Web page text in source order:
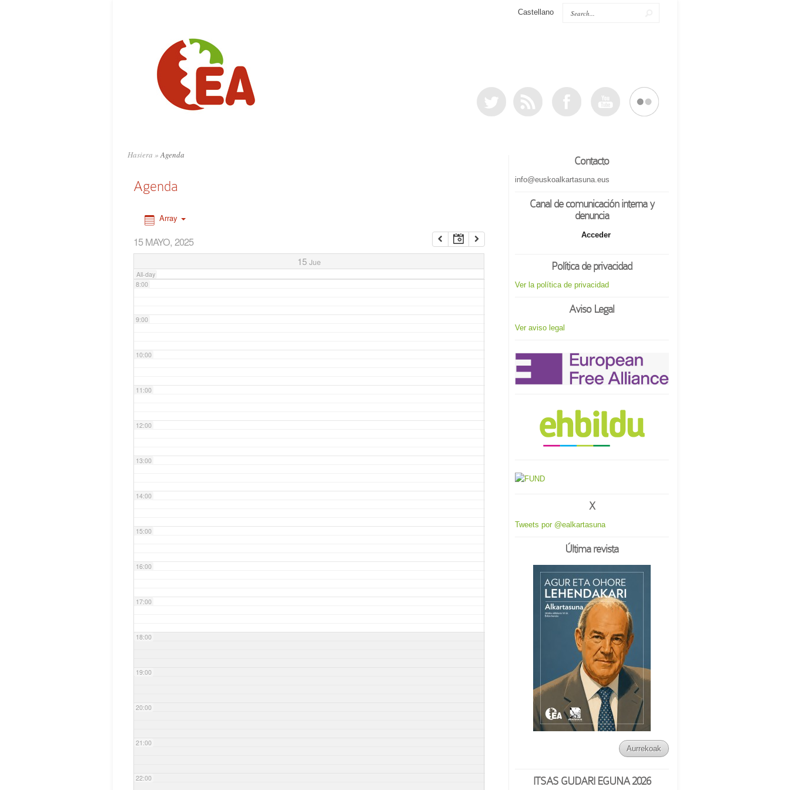
Castellano
Hasiera »Agenda
Agenda
Array
15 MAYO, 2025
15 Jue
All-day
6:00
8:00
9:00
10:00
11:00
12:00
13:00
14:00
15:00
16:00
17:00
18:00
19:00
20:00
21:00
22:00
Contacto
info@euskoalkartasuna.eus
Canal de comunicación interna y
denuncia
Acceder
Política de privacidad
Ver la política de privacidad
Aviso Legal
Ver aviso legal
X
Tweets por @ealkartasuna
Última revista
Aurrekoak
ITSAS GUDARI EGUNA 2026